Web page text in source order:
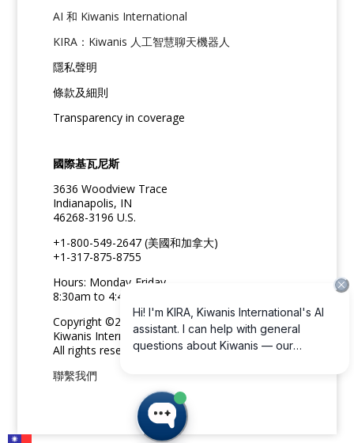
AI 和 Kiwanis International
KIRA：Kiwanis 人工智慧聊天機器人
隱私聲明
條款及細則
Transparency in coverage
國際基瓦尼斯
3636 Woodview Trace
Indianapolis, IN
46268-3196 U.S.
+1-800-549-2647 (美國和加拿大)
+1-317-875-8755
Hours: Monday-Friday
8:30am to 4:45pm ET
Copyright ©2026
Kiwanis International
All rights reserved
聯繫我們